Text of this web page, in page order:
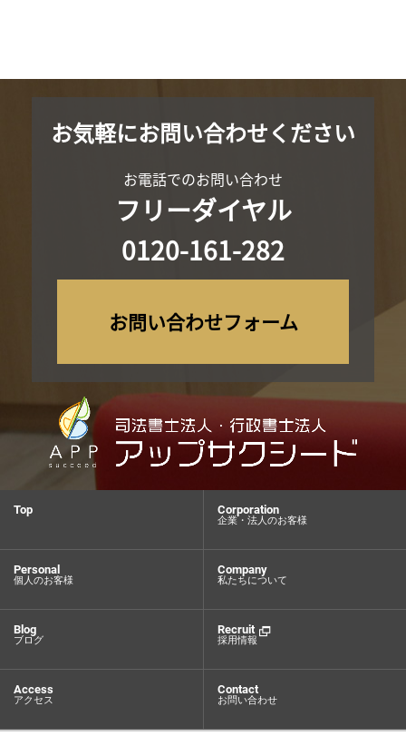
お気軽にお問い合わせください
お電話でのお問い合わせ
フリーダイヤル
0120-161-282
お問い合わせフォーム
Top Corporation
企業・法人のお客様
Personal
個人のお客様
Company
私たちについて
Blog
ブログ
Recruit
採用情報
Access
アクセス
Contact
お問い合わせ